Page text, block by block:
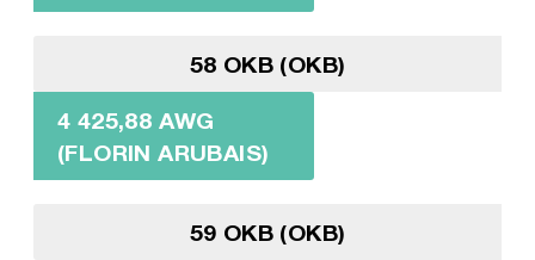
58 OKB (OKB)
4 425,88 AWG
(FLORIN ARUBAIS)
59 OKB (OKB)